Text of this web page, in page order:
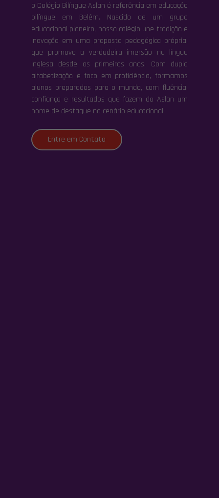
o Colégio Bilíngue Aslan é referência em educação
bilíngue em Belém. Nascido de um grupo
educacional pioneiro, nosso colégio une tradição e
inovação em uma proposta pedagógica própria,
que promove a verdadeira imersão na língua
inglesa desde os primeiros anos. Com dupla
alfabetização e foco em proficiência, formamos
alunos preparados para o mundo, com fluência,
confiança e resultados que fazem do Aslan um
nome de destaque no cenário educacional.
Entre em Contato